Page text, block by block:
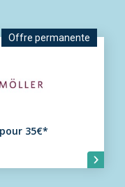
Offre permanente
35€*